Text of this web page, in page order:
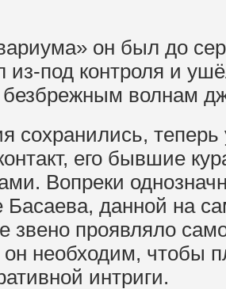
он был до
под контроля и
безбрежным волнам
сохранились,
его бывшие
Вопреки
Басаева, данной на
звено проявляло
он необходим, чтобы
интриги.